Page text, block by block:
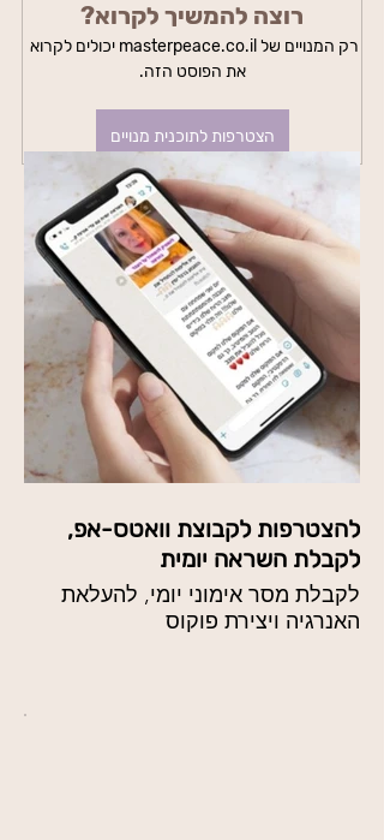
רוצה להמשיך לקרוא?
רק המנויים של masterpeace.co.il יכולים לקרוא
את הפוסט הזה.
הצטרפות לתוכנית מנויים
להצטרפות לקבוצת וואטס-אפ,
לקבלת השראה יומית
לקבלת מסר אימוני יומי, להעלאת
האנרגיה ויצירת פוקוס